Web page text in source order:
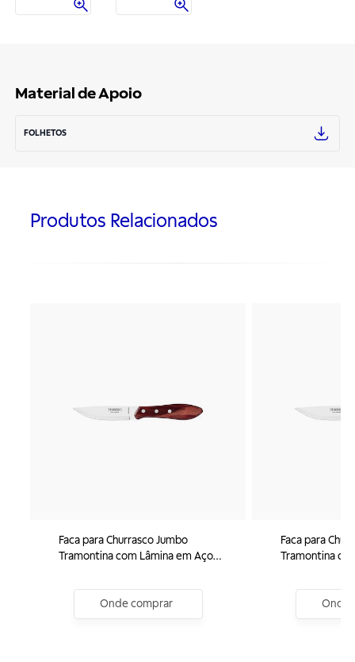
Material de Apoio
FOLHETOS
Produtos Relacionados
Faca para Churrasco Jumbo
Tramontina com Lâmina em Aço
Vermelho 5"
Onde comprar
Faca para
Tramontina
Castanho 5"
Onde